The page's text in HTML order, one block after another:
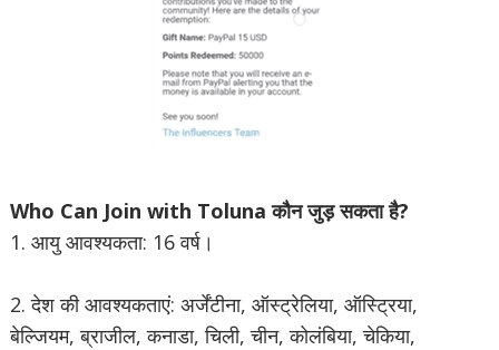
Who Can Join with Toluna कौन जुड़ सकता है?
1. आयु आवश्यकता: 16 वर्ष।
2. देश की आवश्यकताएं: अर्जेंटीना, ऑस्ट्रेलिया, ऑस्ट्रिया,
बेल्जियम, ब्राजील, कनाडा, चिली, चीन, कोलंबिया, चेकिया,